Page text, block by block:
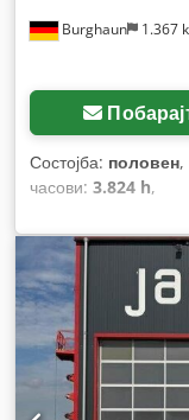
Burghaun 1.367
Состојба: половен,
часови: 3.824 h,